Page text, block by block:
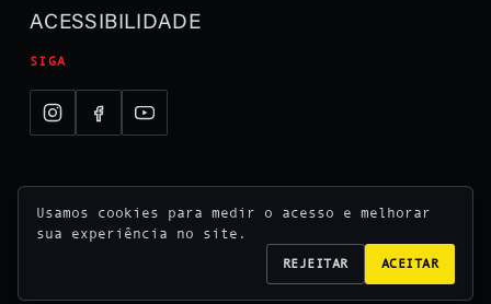
ACESSIBILIDADE
SIGA
© 2026 Festival Internacional de Londrina ·
Realização Usina Cultural
Usamos cookies para medir o acesso e melhorar
sua experiência no site.
REJEITAR ACEITAR